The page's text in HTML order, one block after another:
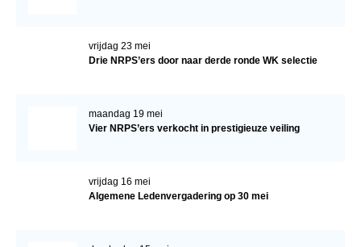
vrijdag 23 mei
Drie NRPS’ers door naar derde ronde WK selectie
maandag 19 mei
Vier NRPS’ers verkocht in prestigieuze veiling
vrijdag 16 mei
Algemene Ledenvergadering op 30 mei